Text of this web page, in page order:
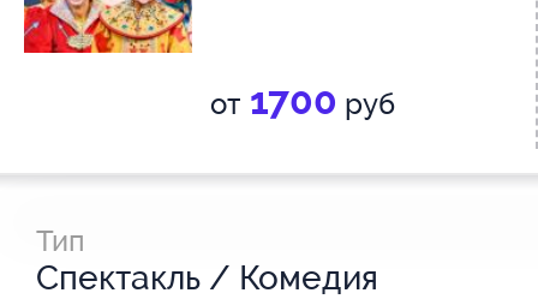
от 1700 руб
Тип
Спектакль / Комедия